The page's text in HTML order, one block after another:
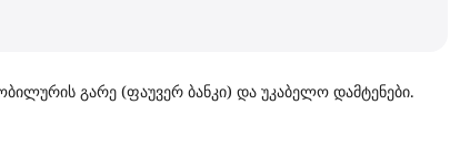
გარე (ფაუვერ ბანკი) და უკაბელო დამტენები.